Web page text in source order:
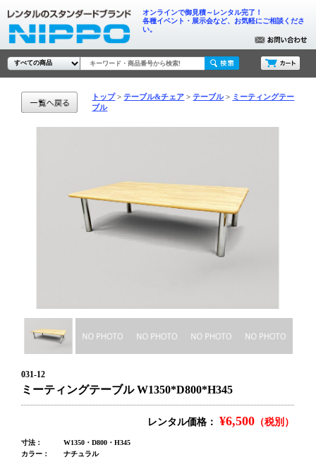
オンラインで御見積～レンタル完了！
各種イベント・展示会など、お気軽にご相談くださ
い。
トップ テーブル&チェア テーブル
ミーティングテー
ブル
031-12
ミーティングテーブル W1350*D800*H345
レンタル価格： ¥6,500 （税別）
寸法：
W1350・D800・H345
カラー：
ナチュラル